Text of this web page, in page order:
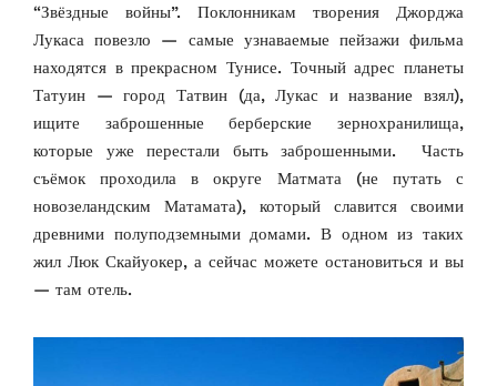
“Звёздные войны”. Поклонникам творения Джорджа
Лукаса повезло — самые узнаваемые пейзажи фильма
находятся в прекрасном Тунисе. Точный адрес планеты
Татуин — город Татвин (да, Лукас и название взял),
ищите заброшенные берберские зернохранилища,
которые уже перестали быть заброшенными. Часть
съёмок проходила в округе Матмата (не путать с
новозеландским Матамата), который славится своими
древними полуподземными домами. В одном из таких
жил Люк Скайуокер, а сейчас можете остановиться и вы
— там отель.